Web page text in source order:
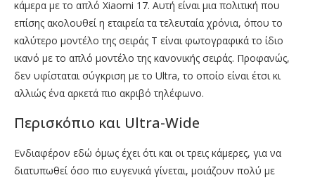
κάμερα με το απλό Xiaomi 17. Αυτή είναι μια πολιτική που
επίσης ακολουθεί η εταιρεία τα τελευταία χρόνια, όπου το
καλύτερο μοντέλο της σειράς T είναι φωτογραφικά το ίδιο
ικανό με το απλό μοντέλο της κανονικής σειράς. Προφανώς,
δεν υφίσταται σύγκριση με το Ultra, το οποίο είναι έτσι κι
αλλιώς ένα αρκετά πιο ακριβό τηλέφωνο.
Περισκόπιο και Ultra-Wide
Ενδιαφέρον εδώ όμως έχει ότι και οι τρεις κάμερες, για να
διατυπωθεί όσο πιο ευγενικά γίνεται, μοιάζουν πολύ με